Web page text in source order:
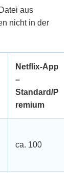
aus
nicht in der
Netflix-App
–
Standard/P
remium
ca. 100